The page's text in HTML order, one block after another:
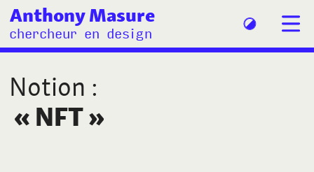
Anthony Masure
chercheur en design
Notion :
« NFT»